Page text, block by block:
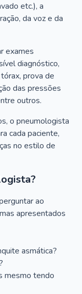
etc.), a
da voz e da
exames
diagnóstico,
prova de
das pressões
outros.
o pneumologista
cada paciente,
no estilo de
ao
apresentados
asmática?
mesmo tendo